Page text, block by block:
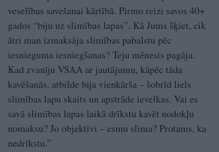
veselības savešanai kārtībā. Pirmo reizi savos 40+
gados “biju uz slimības lapas”. Kā Jums šķiet, cik
ātri man izmaksāja slimības pabalstu pēc
iesnieguma iesniegšanas? Teju mēnesis pagāja.
Kad zvanīju VSAA ar jautājumu, kāpēc tāda
kavēšanās, atbilde bija vienkārša – šobrīd liels
slimības lapu skaits un apstrāde ievelkas. Vai es
savā slimības lapas laikā drīkstu kavēt nodokļu
nomaksu? Jo objektīvi – esmu slima? Protams, ka
nedrīkstu.”